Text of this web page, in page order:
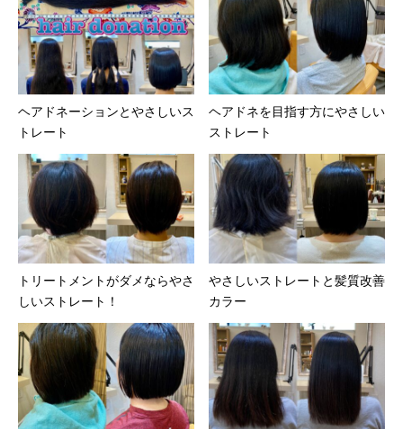
ヘアドネーションとやさしいス
トレート
ヘアドネを目指す方にやさしい
ストレート
トリートメントがダメならやさ
しいストレート！
やさしいストレートと髪質改善
カラー